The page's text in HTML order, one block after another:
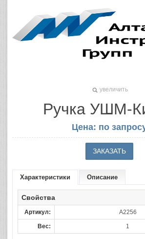
увеличить
Ручка УШМ-
Цена: по
Характеристики Описание
Свойства
Артикул: A2256
Вес: 1